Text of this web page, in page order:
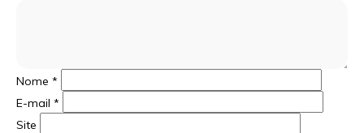
Nome *
E-mail *
Site